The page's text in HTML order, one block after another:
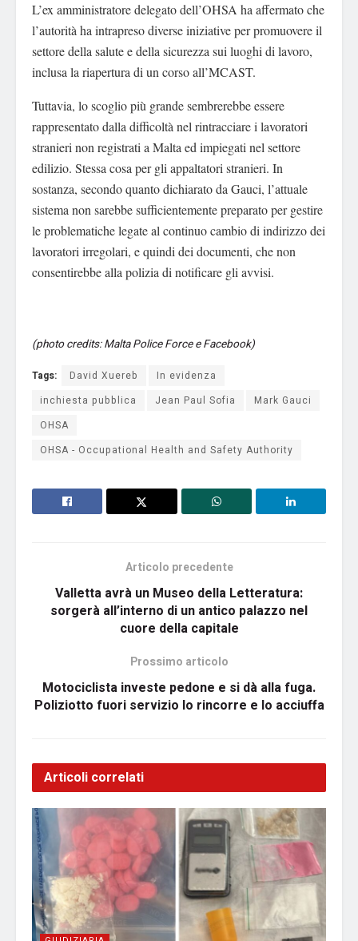
L’ex amministratore delegato dell’OHSA ha affermato che
l’autorità ha intrapreso diverse iniziative per promuovere il
settore della salute e della sicurezza sui luoghi di lavoro,
inclusa la riapertura di un corso all’MCAST.
Tuttavia, lo scoglio più grande sembrerebbe essere
rappresentato dalla difficoltà nel rintracciare i lavoratori
stranieri non registrati a Malta ed impiegati nel settore
edilizio. Stessa cosa per gli appaltatori stranieri. In
sostanza, secondo quanto dichiarato da Gauci, l’attuale
sistema non sarebbe sufficientemente preparato per gestire
le problematiche legate al continuo cambio di indirizzo dei
lavoratori irregolari, e quindi dei documenti, che non
consentirebbe alla polizia di notificare gli avvisi.
(photo credits: Malta Police Force e Facebook)
Tags: David Xuereb
In evidenza
inchiesta pubblica
Jean Paul Sofia
Mark Gauci
OHSA
OHSA - Occupational Health and Safety Authority
Articolo precedente
Valletta avrà un Museo della Letteratura:
sorgerà all’interno di un antico palazzo nel
cuore della capitale
Prossimo articolo
Motociclista investe pedone e si dà alla fuga.
Poliziotto fuori servizio lo rincorre e lo acciuffa
Articoli correlati